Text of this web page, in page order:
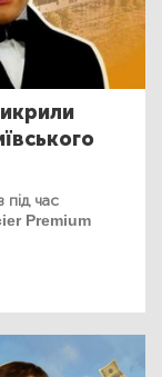
під час
Premium